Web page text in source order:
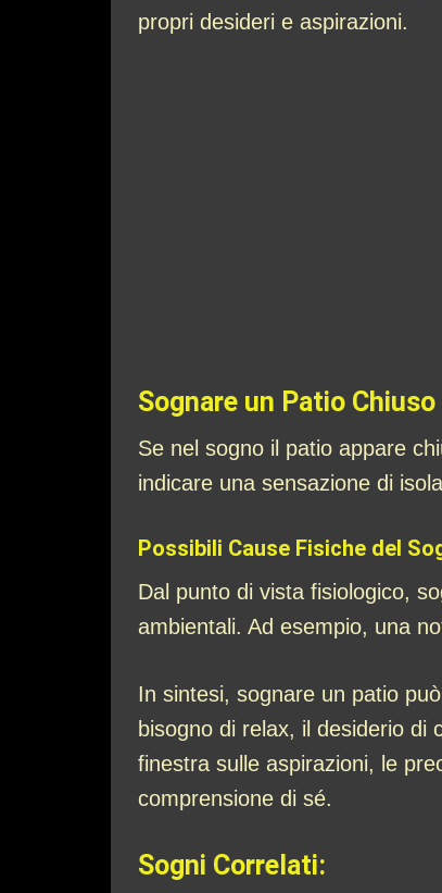
propri desideri e aspirazioni.
Sognare un Patio
Se nel sogno il patio appare
indicare una sensazione di
Possibili Cause Fisiche del
Dal punto di vista fisiologico,
ambientali. Ad esempio, una
In sintesi, sognare un patio
bisogno di relax, il desiderio
finestra sulle aspirazioni, le
comprensione di sé.
Sogni Correlati: